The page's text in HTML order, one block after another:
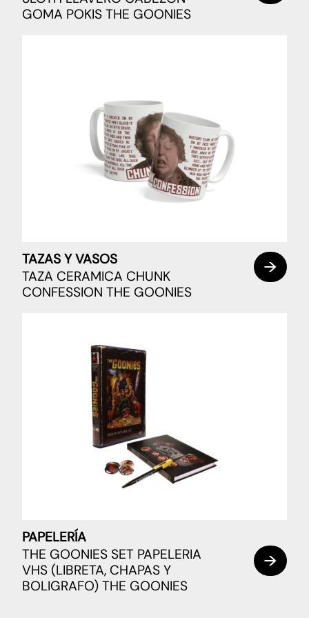
GOMA POKIS THE GOONIES
TAZAS Y VASOS
TAZA CERAMICA CHUNK
CONFESSION THE GOONIES
PAPELERÍA
THE GOONIES SET PAPELERIA
VHS (LIBRETA, CHAPAS Y
BOLIGRAFO) THE GOONIES